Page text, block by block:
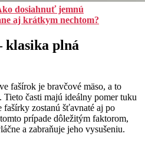
dosiahnuť jemnú
aj krátkym nechtom?
klasika plná
fašírok je bravčové mäso, a to
Tieto časti majú ideálny pomer tuku
fašírky zostanú šťavnaté aj po
prípade dôležitým faktorom,
a zabraňuje jeho vysušeniu.